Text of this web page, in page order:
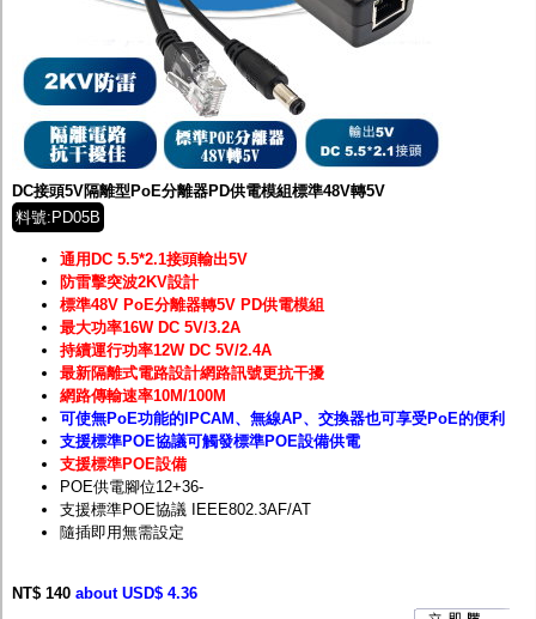
DC接頭5V隔離型PoE分離器PD供電模組標準48V轉5V
料號:PD05B
通用DC 5.5*2.1接頭輸出5V
防雷擊突波2KV設計
標準48V PoE分離器轉5V PD供電模組
最大功率16W DC 5V/3.2A
持續運行功率12W DC 5V/2.4A
最新隔離式電路設計網路訊號更抗干擾
網路傳輸速率10M/100M
可使無PoE功能的IPCAM、無線AP、交換器也可享受PoE的便利
支援標準POE協議可觸發標準POE設備供電
支援標準POE設備
POE供電腳位12+36-
支援標準POE協議 IEEE802.3AF/AT
隨插即用無需設定
NT$ 140 about USD$ 4.36